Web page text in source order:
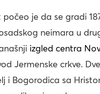
je da se gradi
neimara u
izgled centra
Jermenske crkve.
i Bogorodica sa